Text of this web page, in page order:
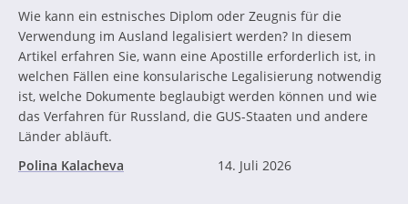
Wie kann ein estnisches Diplom oder Zeugnis für die
Verwendung im Ausland legalisiert werden? In diesem
Artikel erfahren Sie, wann eine Apostille erforderlich ist, in
welchen Fällen eine konsularische Legalisierung notwendig
ist, welche Dokumente beglaubigt werden können und wie
das Verfahren für Russland, die GUS-Staaten und andere
Länder abläuft.
Polina Kalacheva
14. Juli 2026